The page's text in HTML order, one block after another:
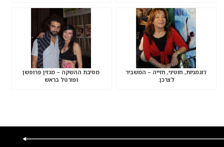
דוגמניות, חוטיני, חזייה – המשביר
לצרכן.
מסיבת ההשקה – מגזין פרופשן
ופורטל בראש